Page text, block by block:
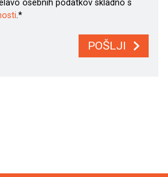
osebnih podatkov skladno s
.*
POŠLJI